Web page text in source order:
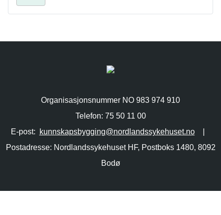
Organisasjonsnummer NO 983 974 910
Telefon: 75 50 11 00
E-post:
kunnskapsbygging@nordlandssykehuset.no|
Postadresse: Nordlandssykehuset HF, Postboks 1480, 8092
Bodø